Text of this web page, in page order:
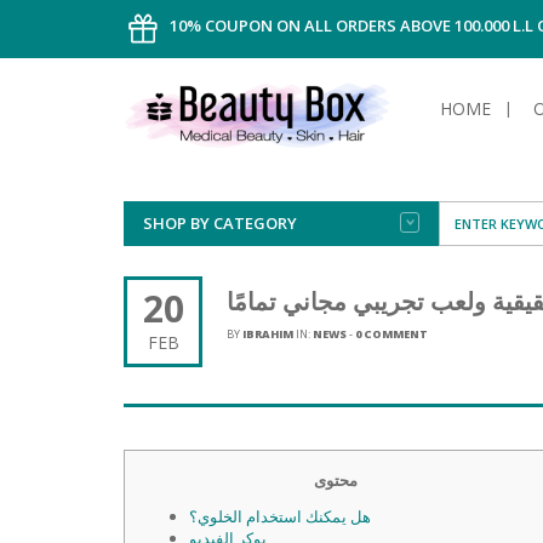
10% COUPON ON ALL ORDERS ABOVE 100.000 L.L
HOME
SHOP BY CATEGORY
FACE ALL
BODY
HAIR
ALL
SUN
SUN
AFTER
MAKE-UP
MEN
SHAVING
20
FEB
ولعب تجريبي مجاني تمامًا
BY IBRAHIM IN: NEWS- 0 COMMENT
محتوى
هل يمكنك استخدام الخلوي؟
بوكر الفيديو